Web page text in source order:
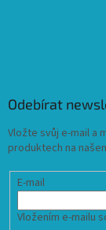
Odebírat
Vložte svůj e-mail a
produktech na
E-mail
Vložením e-mailu